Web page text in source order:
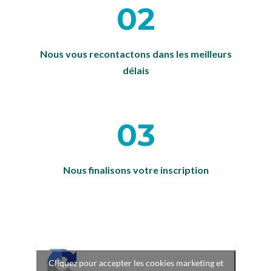
02
Nous vous recontactons dans les meilleurs
délais
03
Nous finalisons votre inscription
Cliquez pour accepter les cookies marketing et